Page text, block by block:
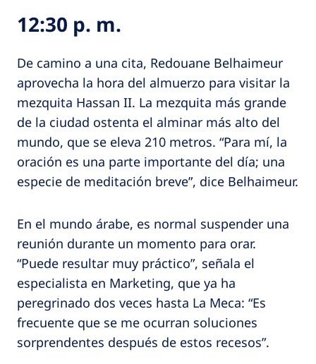
12:30 p. m.
De camino a una cita, Redouane Belhaimeur
aprovecha la hora del almuerzo para visitar la
mezquita Hassan II. La mezquita más grande
de la ciudad ostenta el alminar más alto del
mundo, que se eleva 210 metros. “Para mí, la
oración es una parte importante del día; una
especie de meditación breve”, dice Belhaimeur.
En el mundo árabe, es normal suspender una
reunión durante un momento para orar.
“Puede resultar muy práctico”, señala el
especialista en Marketing, que ya ha
peregrinado dos veces hasta La Meca: “Es
frecuente que se me ocurran soluciones
sorprendentes después de estos recesos”.